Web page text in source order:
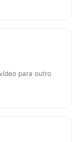
para outro